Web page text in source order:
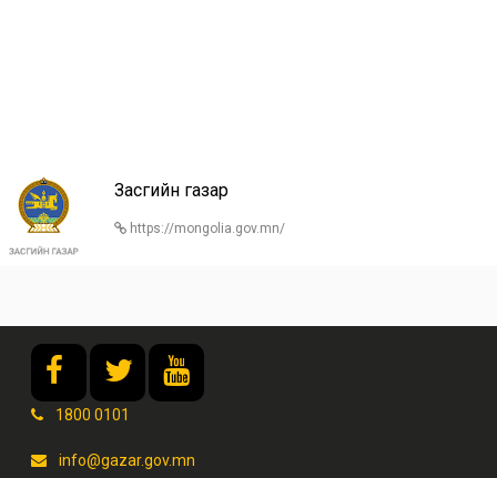
Засгийн газар
https://mongolia.gov.mn/
1800 0101
info@gazar.gov.mn